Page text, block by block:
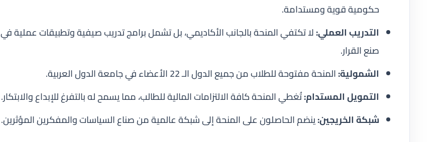
حكومية قوية ومستدامة.
التدريب العملي:لا تكتفي المنحة بالجانب الأكاديمي، بل تشمل برامج تدريب صيفية وتطبيقات عملية في
صنع القرار.
الشمولية:المنحة مفتوحة للطلاب من جميع الدول الـ 22 الأعضاء في جامعة الدول العربية.
التمويل المستدام:تُغطي المنحة كافة الالتزامات المالية للطالب، مما يسمح له بالتفرغ للإبداع والابتكار.
شبكة الخريجين:ينضم الحاصلون على المنحة إلى شبكة عالمية من صناع السياسات والمفكرين المؤثرين.